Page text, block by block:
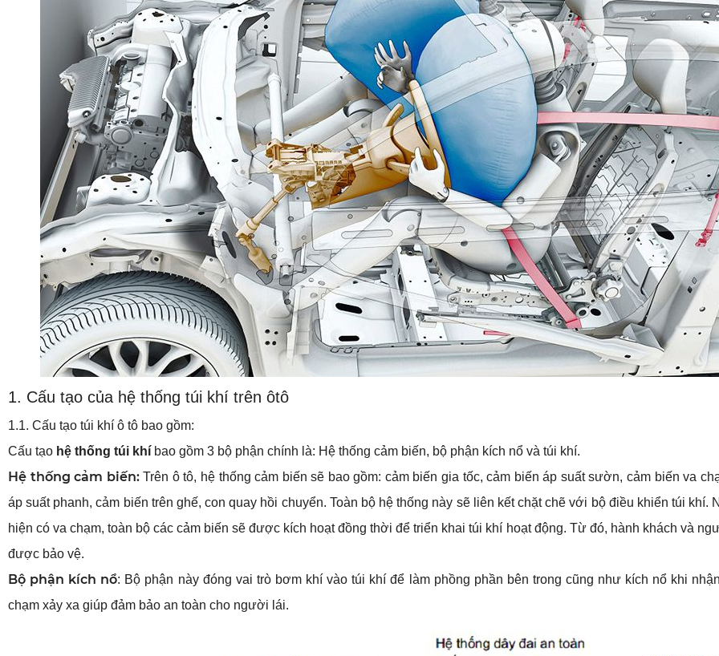
1. Cấu tạo của hệ thống túi khí trên ôtô
1.1. Cấu tạo túi khí ô tô bao gồm:
Cấu tạo hệ thống túi khí bao gồm 3 bộ phận chính là: Hệ thống cảm biến, bộ phận kích nổ và túi khí.
Hệ thống cảm biến: Trên ô tô, hệ thống cảm biến sẽ bao gồm: cảm biến gia tốc, cảm biến áp suất sườn, cảm biến va
áp suất phanh, cảm biến trên ghế, con quay hồi chuyển. Toàn bộ hệ thống này sẽ liên kết chặt chẽ với bộ điều khiển túi khí.
hiện có va chạm, toàn bộ các cảm biến sẽ được kích hoạt đồng thời để triển khai túi khí hoạt động. Từ đó, hành khách và
được bảo vệ.
Bộ phận kích nổ: Bộ phận này đóng vai trò bơm khí vào túi khí để làm phồng phần bên trong cũng như kích nổ khi
chạm xảy xa giúp đảm bảo an toàn cho người lái.